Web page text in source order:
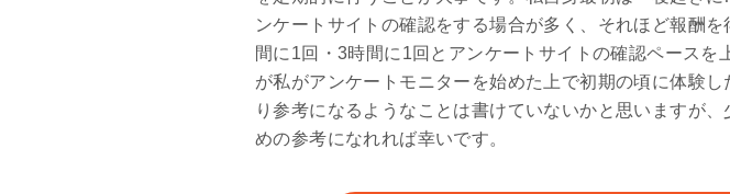
ンケートサイトの確認をする場合が多く、それほど報酬
間に1回・3時間に1回とアンケートサイトの確認ペース
が私がアンケートモニターを始めた上で初期の頃に体験
り参考になるようなことは書けていないかと思いますが
めの参考になれれば幸いです。